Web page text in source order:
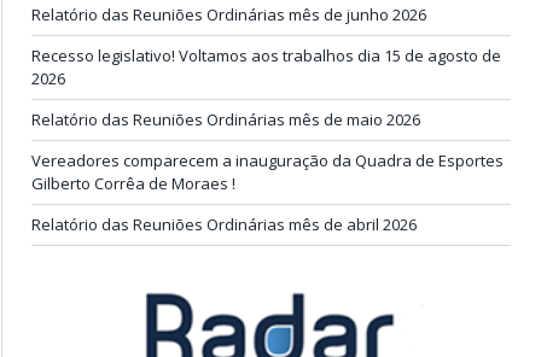
Relatório das Reuniões Ordinárias mês de junho 2026
Recesso legislativo! Voltamos aos trabalhos dia 15 de agosto de
2026
Relatório das Reuniões Ordinárias mês de maio 2026
Vereadores comparecem a inauguração da Quadra de Esportes
Gilberto Corrêa de Moraes !
Relatório das Reuniões Ordinárias mês de abril 2026